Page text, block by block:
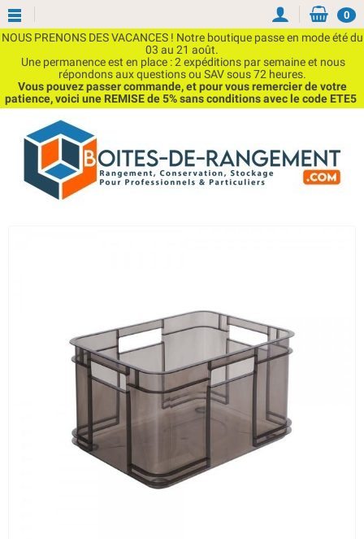
NOUS PRENONS DES VACANCES ! Notre boutique passe en mode été du
03 au 21 août.
Une permanence est en place : 2 expéditions par semaine et nous
répondons aux questions ou SAV sous 72 heures.
Vous pouvez passer commande, et pour vous remercier de votre
patience, voici une REMISE de 5% sans conditions avec le code ETE5
0